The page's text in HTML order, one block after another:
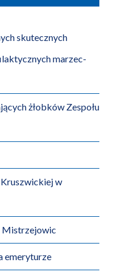
skutecznych
marzec-
żłobków Zespołu
w
Mistrzejowic
emeryturze